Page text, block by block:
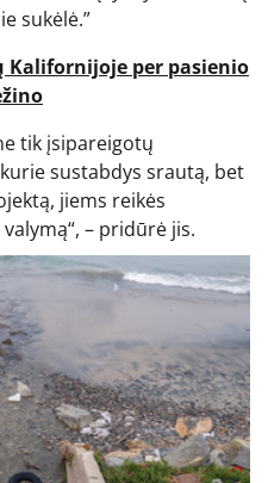
sukėlė.”
Kalifornijoje per pasienio
tik įsipareigotų
sustabdys srautą, bet
jiems reikės
– pridūrė jis.